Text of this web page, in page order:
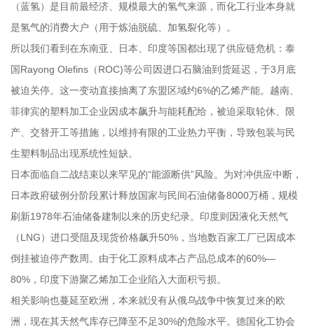
（蓝氢）是目前最经济、规模最大的氢气来源，而化工行业本身就
是氢气的消费大户（用于炼油脱硫、加氢裂化等）。
所以我们看到在东南亚、日本、印度等国都出现了供应链危机：泰
国Rayong Olefins（ROC)等公司因进口石脑油到货延迟，于3月底
被迫关停。这一变动直接抽离了东盟区域约6%的乙烯产能。越南、
菲律宾的塑料加工企业因成本飙升与能耗配给，被迫采取轮休、限
产、交替开工等措施，以维持有限的工业热力平衡，导致包装与民
生塑料制品出现系统性短缺。
日本面临自二战结束以来罕见的“能源断供”风险。为对冲供应中断，
日本政府破例分阶段累计释放国家与民间石油储备8000万桶，规模
刷新1978年石油储备建制以来的历史纪录。印度则因液化天然气
（LNG）进口受阻及现货价格飙升50%，当地数百家工厂已因成本
倒挂被迫停产数周。由于化工原料成本占产品总成本的60%—
80%，印度下游聚乙烯加工企业陷入大面积亏损。
相关影响也蔓延至欧洲，本来就没有从俄乌战争中恢复过来的欧
洲，现在其天然气库存已降至不足30%的危险水平。德国化工协会